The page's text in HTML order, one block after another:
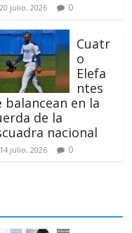
20 julio, 2026 0
Cuatr
o
Elefa
ntes
balancean en la
de la
nacional
14 julio, 2026 0